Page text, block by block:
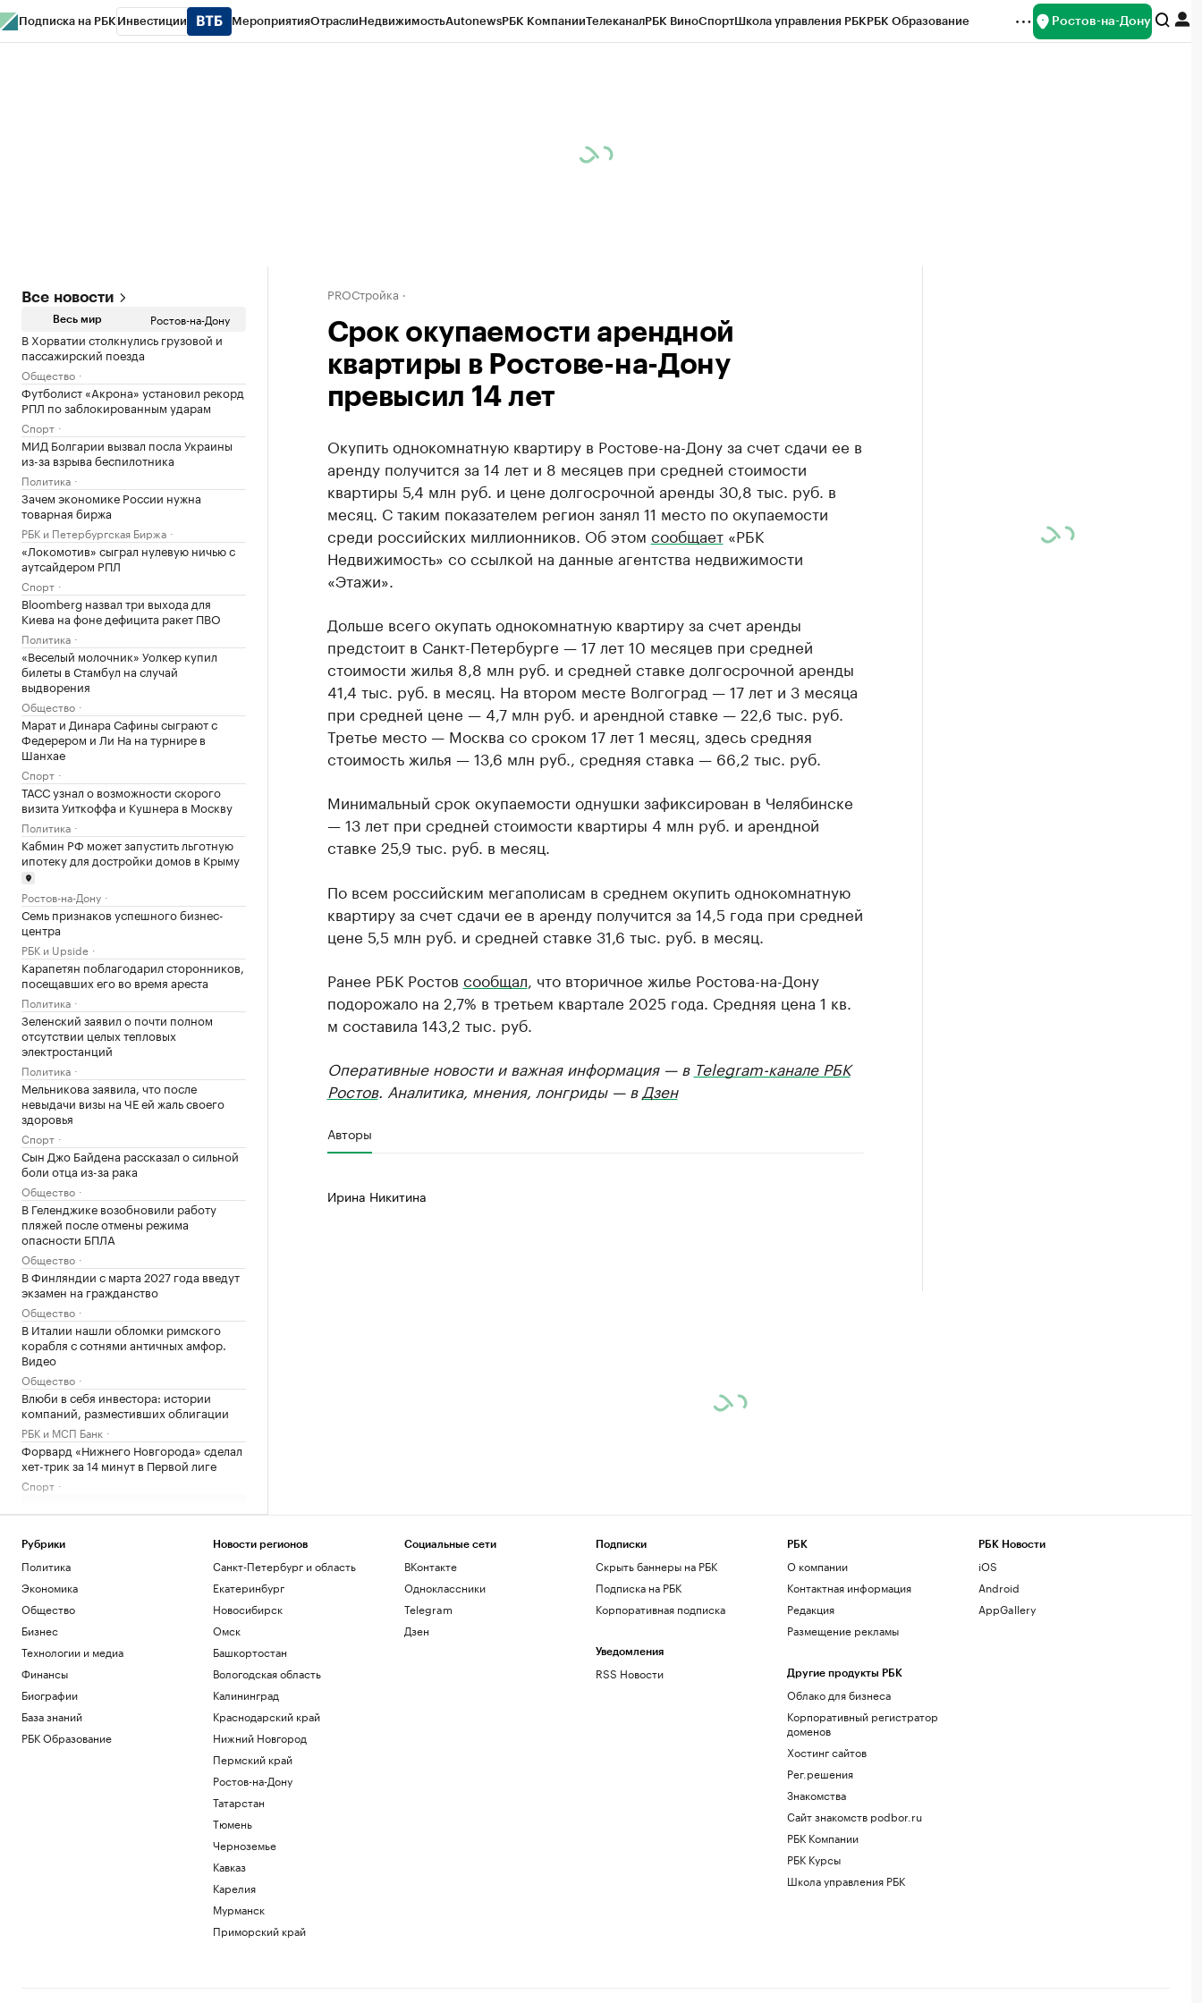
Подписка на РБК Инвестиции МероприятияОтраслиНедвижимостьAutonewsРБК КомпанииТелеканалРБК ВиноСпортШкола управления РБКРБК Образование Ростов-на-Дону
Все новости
Весь мир Ростов-на-Дону
В Хорватии столкнулись грузовой и
пассажирский поезда
Общество
Футболист «Акрона» установил рекорд
РПЛ по заблокированным ударам
Спорт
МИД Болгарии вызвал посла Украины
из-за взрыва беспилотника
Политика
Зачем экономике России нужна
товарная биржа
РБК и Петербургская Биржа
«Локомотив» сыграл нулевую ничью с
аутсайдером РПЛ
Спорт
Bloomberg назвал три выхода для
Киева на фоне дефицита ракет ПВО
Политика
«Веселый молочник» Уолкер купил
билеты в Стамбул на случай
выдворения
Общество
Марат и Динара Сафины сыграют с
Федерером и Ли На на турнире в
Шанхае
Спорт
ТАСС узнал о возможности скорого
визита Уиткоффа и Кушнера в Москву
Политика
Кабмин РФ может запустить льготную
ипотеку для достройки домов в Крыму
Ростов-на-Дону
Семь признаков успешного бизнес-
центра
РБК и Upside
Карапетян поблагодарил сторонников,
посещавших его во время ареста
Политика
Зеленский заявил о почти полном
отсутствии целых тепловых
электростанций
Политика
Мельникова заявила, что после
невыдачи визы на ЧЕ ей жаль своего
здоровья
Спорт
Сын Джо Байдена рассказал о сильной
боли отца из-за рака
Общество
В Геленджике возобновили работу
пляжей после отмены режима
опасности БПЛА
Общество
В Финляндии с марта 2027 года введут
экзамен на гражданство
Общество
В Италии нашли обломки римского
корабля с сотнями античных амфор.
Видео
Общество
Влюби в себя инвестора: истории
компаний, разместивших облигации
РБК и МСП Банк
Форвард «Нижнего Новгорода» сделал
хет-трик за 14 минут в Первой лиге
Спорт
Загрузить еще
PROСтройка
Срок окупаемости арендной
квартиры в Ростове-на-Дону
превысил 14 лет
Окупить однокомнатную квартиру в Ростове-на-Дону за счет сдачи ее в
аренду получится за 14 лет и 8 месяцев при средней стоимости
квартиры 5,4 млн руб. и цене долгосрочной аренды 30,8 тыс. руб. в
месяц. С таким показателем регион занял 11 место по окупаемости
среди российских миллионников. Об этом сообщает«РБК
Недвижимость» со ссылкой на данные агентства недвижимости
«Этажи».
Дольше всего окупать однокомнатную квартиру за счет аренды
предстоит в Санкт-Петербурге — 17 лет 10 месяцев при средней
стоимости жилья 8,8 млн руб. и средней ставке долгосрочной аренды
41,4 тыс. руб. в месяц. На втором месте Волгоград — 17 лет и 3 месяца
при средней цене — 4,7 млн руб. и арендной ставке — 22,6 тыс. руб.
Третье место — Москва со сроком 17 лет 1 месяц, здесь средняя
стоимость жилья — 13,6 млн руб., средняя ставка — 66,2 тыс. руб.
Минимальный срок окупаемости однушки зафиксирован в Челябинске
— 13 лет при средней стоимости квартиры 4 млн руб. и арендной
ставке 25,9 тыс. руб. в месяц.
По всем российским мегаполисам в среднем окупить однокомнатную
квартиру за счет сдачи ее в аренду получится за 14,5 года при средней
цене 5,5 млн руб. и средней ставке 31,6 тыс. руб. в месяц.
Ранее РБК Ростов сообщал , что вторичное жилье Ростова-на-Дону
подорожало на 2,7% в третьем квартале 2025 года. Средняя цена 1 кв.
м составила 143,2 тыс. руб.
Оперативные новости и важная информация — в Telegram-канале РБК
Ростов. Аналитика, мнения, лонгриды — в Дзен
Авторы
Ирина Никитина
Рубрики
Политика
Экономика
Общество
Бизнес
Технологии и медиа
Финансы
Биографии
База знаний
РБК Образование
Новости регионов
Санкт-Петербург и область
Екатеринбург
Новосибирск
Омск
Башкортостан
Вологодская область
Калининград
Краснодарский край
Нижний Новгород
Пермский край
Ростов-на-Дону
Татарстан
Тюмень
Черноземье
Кавказ
Карелия
Мурманск
Приморский край
Социальные сети
ВКонтакте
Одноклассники
Telegram
Дзен
Подписки
Скрыть баннеры на РБК
Подписка на РБК
Корпоративная подписка
Уведомления
RSS Новости
РБК
О компании
Контактная информация
Редакция
Размещение рекламы
Другие продукты РБК
Облако для бизнеса
Корпоративный регистратор
доменов
Хостинг сайтов
Рег.решения
Знакомства
Сайт знакомств podbor.ru
РБК Компании
РБК Курсы
Школа управления РБК
РБК Новости
iOS
Android
AppGallery